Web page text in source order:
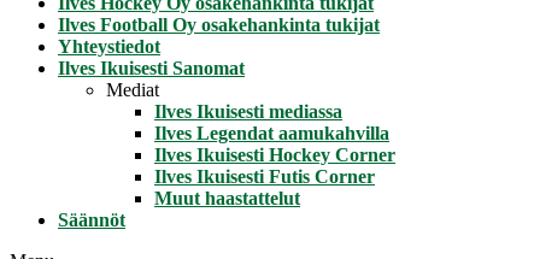
Ilves Football Oy osakehankinta tukijat
Yhteystiedot
Ilves Ikuisesti Sanomat
Mediat
Ilves Ikuisesti mediassa
Ilves Legendat aamukahvilla
Ilves Ikuisesti Hockey Corner
Ilves Ikuisesti Futis Corner
Muut haastattelut
Säännöt